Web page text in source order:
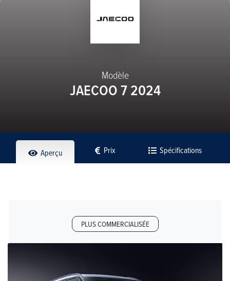
Modèle
JAECOO 7 2024
Aperçu Prix Spécifications
PLUS COMMERCIALISÉE